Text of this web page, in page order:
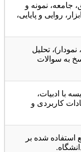
جامعه، نمونه و
روایی و پایایی،
نمودار)، تحلیل
به سوالات
با ادبیات،
کاربردی و
شده بر